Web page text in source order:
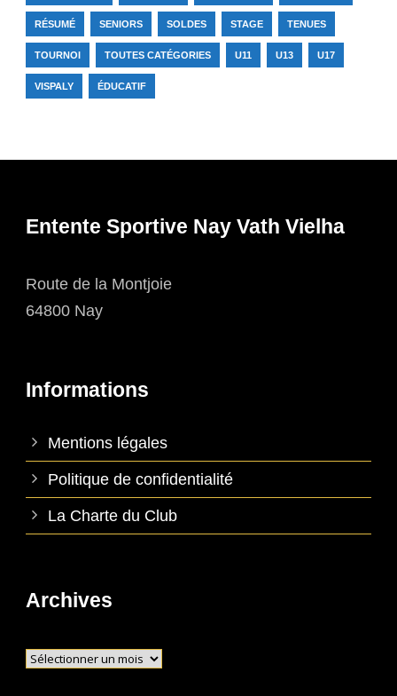
RÉSUMÉ SENIORS SOLDES STAGE TENUES
TOURNOI TOUTES CATÉGORIES U11 U13 U17
VISPALY ÉDUCATIF
Entente Sportive Nay Vath Vielha
Route de la Montjoie
64800 Nay
Informations
Mentions légales
Politique de confidentialité
La Charte du Club
Archives
Archives